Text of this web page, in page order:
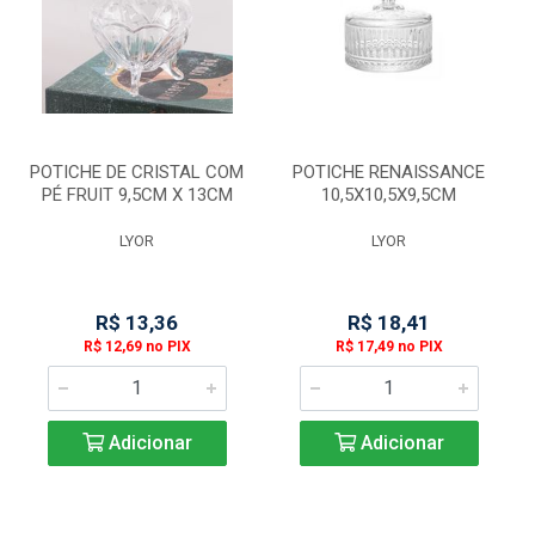
POTICHE DE CRISTAL COM
PÉ FRUIT 9,5CM X 13CM
LYOR
R$ 13,36
R$ 12,69 no PIX
Adicionar
POTICHE RENAISSANCE
10,5X10,5X9,5CM
LYOR
R$ 18,41
R$ 17,49 no PIX
Adicionar